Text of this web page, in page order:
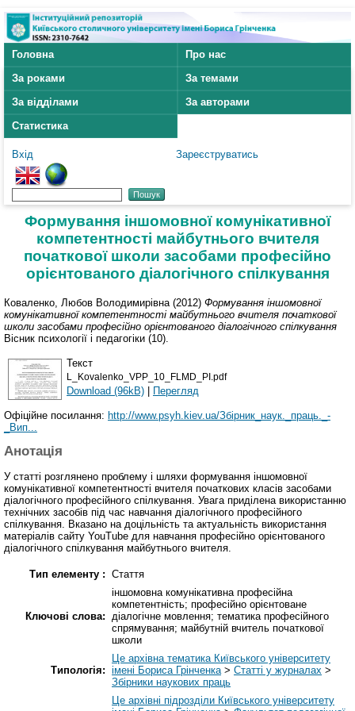
Головна
Про нас
За роками
За темами
За відділами
За авторами
Статистика
Вхід Зареєструватись
Формування іншомовної комунікативної
компетентності майбутнього вчителя
початкової школи засобами професійно
орієнтованого діалогічного спілкування
Коваленко, Любов Володимирівна (2012) Формування іншомовної
комунікативної компетентності майбутнього вчителя початкової
школи засобами професійно орієнтованого діалогічного спілкування
Вісник психології і педагогіки (10).
Текст
L_Kovalenko_VPP_10_FLMD_PI.pdf
Download (96kB) | Перегляд
Офіційне посилання: http://www.psyh.kiev.ua/Збірник_наук._праць._-
_Вип...
Анотація
У статті розглянено проблему і шляхи формування іншомовної
комунікативної компетентності вчителя початкових класів засобами
діалогічного професійного спілкування. Увага приділена використанню
технічних засобів під час навчання діалогічного професійного
спілкування. Вказано на доцільність та актуальність використання
матеріалів сайту YouTube для навчання професійно орієнтованого
діалогічного спілкування майбутнього вчителя.
Тип елементу : Стаття
Ключові слова:
іншомовна комунікативна професійна
компетентність; професійно орієнтоване
діалогічне мовлення; тематика професійного
спрямування; майбутній вчитель початкової
школи
Типологія:
Це архівна тематика Київського університету
імені Бориса Грінченка> Статті у журналах >
Збірники наукових праць
Це архівні підрозділи Київського університету